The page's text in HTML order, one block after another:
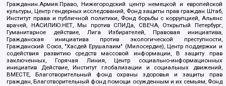
Гражданин.Армия.Право, Нижегородский центр немецкой и европейской
культуры, Центр гендерных исследований, Фонд защиты прав граждан Штаб,
Институт права и публичной политики, Фонд борьбы с коррупцией, Альянс
врачей, НАСИЛИЮ.НЕТ, Мы против СПИДа, СВЕЧА, Открытый Петербург,
Гуманитарное действие, Лига Избирателей, Правовая инициатива,
Гражданская инициатива против экологической преступности,
Гражданский Союз, "Хасдей Ерушалаим" (Милосердие), Центр поддержки и
содействия развитию средств массовой информации, В защиту прав
заключенных, Горячая Линия, Центр социально-информационных
инициатив Действие, Институт глобализации и социальных движений,
ВМЕСТЕ, Благотворительный фонд охраны здоровья и защиты прав
граждан, Благотворительный фонд помощи осужденным и их семьям, Фонд